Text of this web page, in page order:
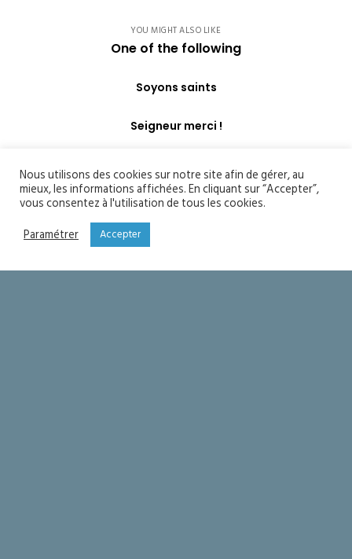
YOU MIGHT ALSO LIKE
One of the following
Soyons saints
Seigneur merci !
Nous utilisons des cookies sur notre site afin de gérer, au
mieux, les informations affichées. En cliquant sur “Accepter”,
vous consentez à l'utilisation de tous les cookies.
Paramétrer
Accepter